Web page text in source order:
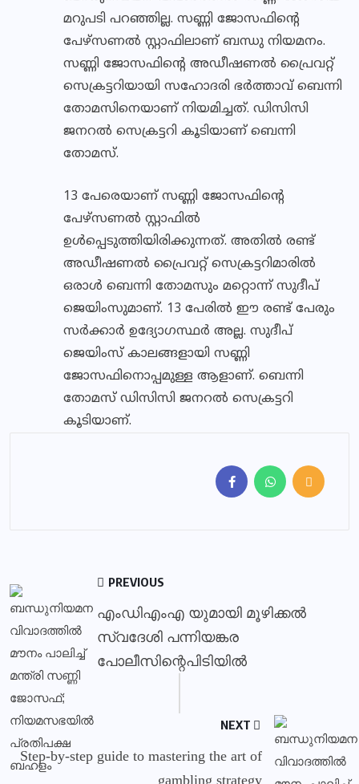
മറുപടി പറഞ്ഞില്ല. സണ്ണി ജോസഫിന്റെ
പേഴ്‌സണല്‍ സ്റ്റാഫിലാണ് ബന്ധു നിയമനം.
സണ്ണി ജോസഫിന്റെ അഡീഷണല്‍ പ്രൈവറ്റ്
സെക്രട്ടറിയായി സഹോദരി ഭര്‍ത്താവ് ബെന്നി
തോമസിനെയാണ് നിയമിച്ചത്. ഡിസിസി
ജനറല്‍ സെക്രട്ടറി കൂടിയാണ് ബെന്നി
തോമസ്.
13 പേരെയാണ് സണ്ണി ജോസഫിന്റെ
പേഴ്‌സണല്‍ സ്റ്റാഫില്‍
ഉള്‍പ്പെടുത്തിയിരിക്കുന്നത്. അതില്‍ രണ്ട്
അഡീഷണല്‍ പ്രൈവറ്റ് സെക്രട്ടറിമാരില്‍
ഒരാള്‍ ബെന്നി തോമസും മറ്റൊന്ന് സുദീപ്
ജെയിംസുമാണ്. 13 പേരില്‍ ഈ രണ്ട് പേരും
സര്‍ക്കാര്‍ ഉദ്യോഗസ്ഥര്‍ അല്ല. സുദീപ്
ജെയിംസ് കാലങ്ങളായി സണ്ണി
ജോസഫിനൊപ്പമുള്ള ആളാണ്. ബെന്നി
തോമസ് ഡിസിസി ജനറല്‍ സെക്രട്ടറി
കൂടിയാണ്.
PREVIOUS
എംഡിഎംഎ യുമായി മൂഴിക്കൽ
സ്വദേശി പന്നിയങ്കര
പോലീസിന്റെപിടിയിൽ
NEXT
Step-by-step guide to mastering the art of
gambling strategy